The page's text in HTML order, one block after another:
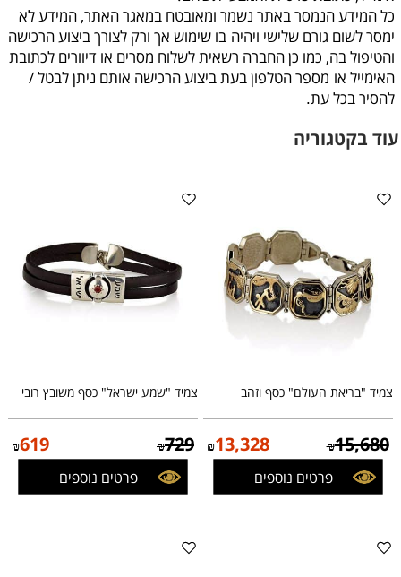
כל המידע הנמסר באתר נשמר ומאובטח במאגר האתר, המידע לא
ימסר לשום גורם שלישי ויהיה בו שימוש אך ורק לצורך ביצוע הרכישה
והטיפול בה, כמו כן החברה רשאית לשלוח מסרים או דיוורים לכתובת
האימייל או מספר הטלפון בעת ביצוע הרכישה אותם ניתן לבטל /
להסיר בכל עת.
עוד בקטגוריה
צמיד "בריאת העולם" כסף וזהב
₪15,680
₪13,328
פרטים נוספים
צמיד "שמע ישראל" כסף משובץ רובי
₪729
₪619
פרטים נוספים